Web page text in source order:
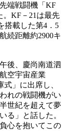
端戦闘機「KF
。KF－21は最先
搭載した第4．5
続距離約2900キ
後、慶尚南道泗
空宇宙産業
」に出席し、
れの戦闘機がい
世紀を超えて夢
る」と話した。
心を抱いてこの